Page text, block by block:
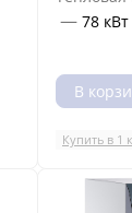
— 78 кВт
В
Купить в 1